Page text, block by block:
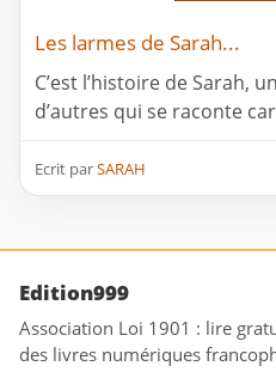
Les larmes de Sarah...
C’est l’histoire de Sarah,
d’autres qui se raconte
Ecrit parSARAH
Edition999
Association Loi 1901 : lire
des livres numériques